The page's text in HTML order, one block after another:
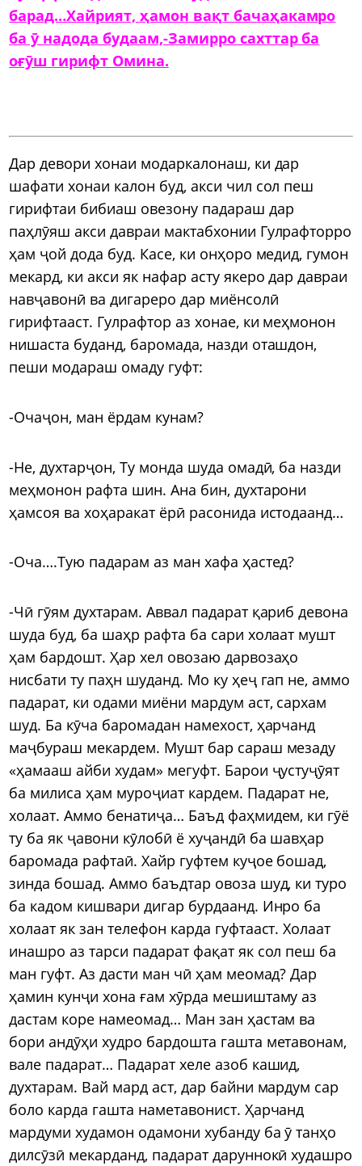
барад…Хайрият, ҳамон вақт бачаҳакамро
ба ӯ надода будаам,-Замирро сахттар ба
оғӯш гирифт Омина.
Дар девори хонаи модаркалонаш, ки дар
шафати хонаи калон буд, акси чил сол пеш
гирифтаи бибиаш овезону падараш дар
паҳлӯяш акси давраи мактабхонии Гулрафторро
ҳам ҷой дода буд. Касе, ки онҳоро медид, гумон
мекард, ки акси як нафар асту якеро дар давраи
навҷавонӣ ва дигареро дар миёнсолӣ
гирифтааст. Гулрафтор аз хонае, ки меҳмонон
нишаста буданд, баромада, назди оташдон,
пеши модараш омаду гуфт:
-Очаҷон, ман ёрдам кунам?
-Не, духтарҷон, Ту монда шуда омадӣ, ба назди
меҳмонон рафта шин. Ана бин, духтарони
ҳамсоя ва хоҳаракат ёрӣ расонида истодаанд…
-Оча….Тую падарам аз ман хафа ҳастед?
-Чӣ гӯям духтарам. Аввал падарат қариб девона
шуда буд, ба шаҳр рафта ба сари холаат мушт
ҳам бардошт. Ҳар хел овозаю дарвозаҳо
нисбати ту паҳн шуданд. Мо ку ҳеҷ гап не, аммо
падарат, ки одами миёни мардум аст, сархам
шуд. Ба кӯча баромадан намехост, ҳарчанд
маҷбураш мекардем. Мушт бар сараш мезаду
«ҳамааш айби худам» мегуфт. Барои ҷустуҷӯят
ба милиса ҳам муроҷиат кардем. Падарат не,
холаат. Аммо бенатиҷа… Баъд фаҳмидем, ки гӯё
ту ба як ҷавони кӯлобӣ ё хуҷандӣ ба шавҳар
баромада рафтаӣ. Хайр гуфтем куҷое бошад,
зинда бошад. Аммо баъдтар овоза шуд, ки туро
ба кадом кишвари дигар бурдаанд. Инро ба
холаат як зан телефон карда гуфтааст. Холаат
инашро аз тарси падарат фақат як сол пеш ба
ман гуфт. Аз дасти ман чӣ ҳам меомад? Дар
ҳамин кунҷи хона ғам хӯрда мешиштаму аз
дастам коре намеомад… Ман зан ҳастам ва
бори андӯҳи худро бардошта гашта метавонам,
вале падарат… Падарат хеле азоб кашид,
духтарам. Вай мард аст, дар байни мардум сар
боло карда гашта наметавонист. Ҳарчанд
мардуми худамон одамони хубанду ба ӯ танҳо
дилсӯзӣ мекарданд, падарат даруннокӣ худашро